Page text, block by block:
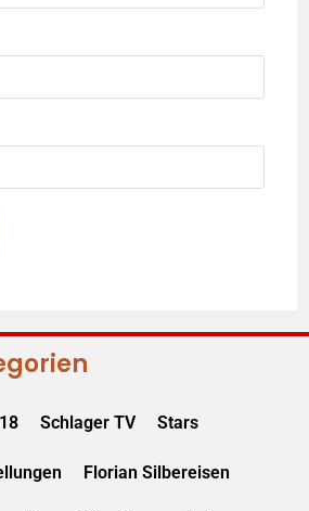
Schlager TV Stars
Florian Silbereisen